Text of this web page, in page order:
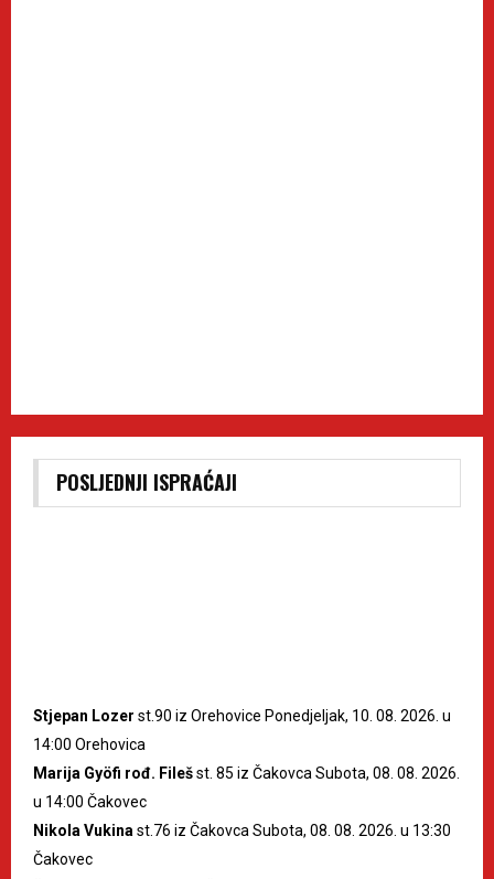
POSLJEDNJI ISPRAĆAJI
Stjepan Lozer st.90 iz Orehovice Ponedjeljak, 10. 08. 2026. u
14:00 Orehovica
Marija Gyöfi rođ. Filešst. 85 iz Čakovca Subota, 08. 08. 2026.
u 14:00 Čakovec
Nikola Vukinast.76 iz Čakovca Subota, 08. 08. 2026. u 13:30
Čakovec